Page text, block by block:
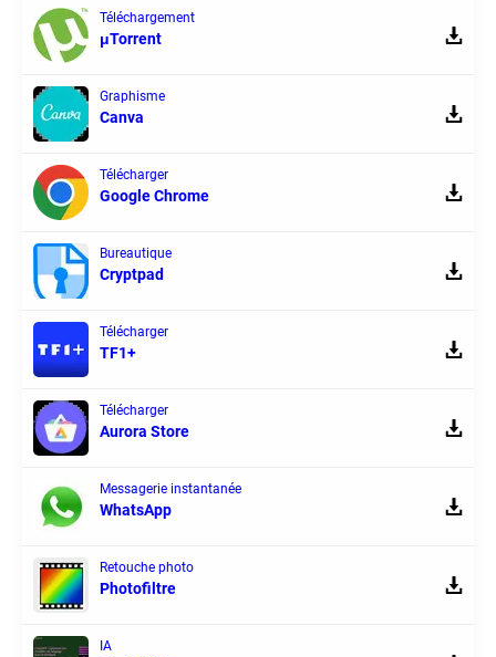
Téléchargement
μTorrent
Graphisme
Canva
Télécharger
Google Chrome
Bureautique
Cryptpad
Télécharger
TF1+
Télécharger
Aurora Store
Messagerie instantanée
WhatsApp
Retouche photo
Photofiltre
IA